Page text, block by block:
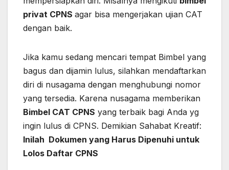
privat CPNS agar bisa mengerjakan ujian CAT
dengan baik.
Jika kamu sedang mencari tempat Bimbel yang
bagus dan dijamin lulus, silahkan mendaftarkan
diri di nusagama dengan menghubungi nomor
yang tersedia. Karena nusagama memberikan
Bimbel CAT CPNS yang terbaik bagi Anda yg
ingin lulus di CPNS. Demikian Sahabat Kreatif:
Inilah Dokumen yang Harus Dipenuhi untuk
Lolos Daftar CPNS